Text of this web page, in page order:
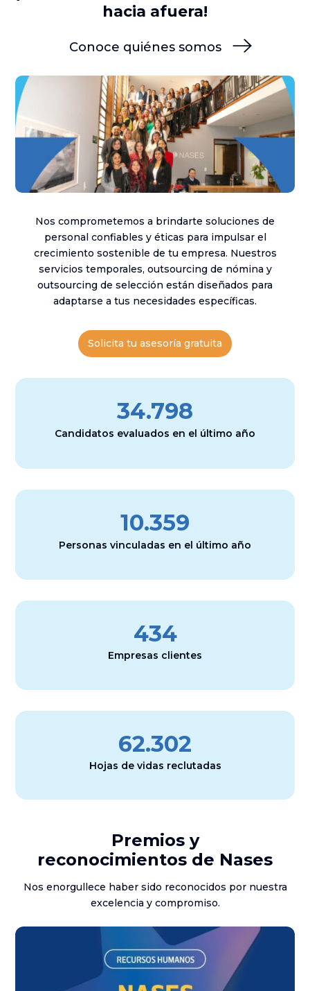
hacia afuera!
Conoce quiénes somos
Nos comprometemos a brindarte soluciones de
personal confiables y éticas para impulsar el
crecimiento sostenible de tu empresa. Nuestros
servicios temporales, outsourcing de nómina y
outsourcing de selección están diseñados para
adaptarse a tus necesidades específicas.
Solicita tu asesoría gratuita
34.798
Candidatos evaluados en el último año
10.359
Personas vinculadas en el último año
434
Empresas clientes
62.302
Hojas de vidas reclutadas
Premios y
reconocimientos de Nases
Nos enorgullece haber sido reconocidos por nuestra
excelencia y compromiso.